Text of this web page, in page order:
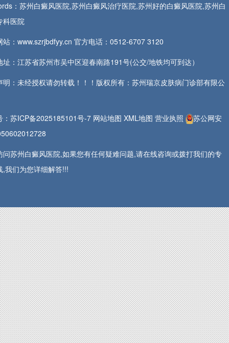
：苏州白癜风医院,苏州白癜风治疗医院,苏州好的白癜风医院,苏州白
科医院
站：www.szrjbdfyy.cn 官方电话：0512-6707 3120
址：江苏省苏州市吴中区迎春南路191号(公交/地铁均可到达）
明：未经授权请勿转载！！！版权所有：苏州瑞京皮肤病门诊部有限公
：苏ICP备2025185101号-7 网站地图 XML地图 营业执照
苏公网安
问苏州白癜风医院,如果您有任何疑难问题,请在线咨询或拨打我们的专
,我们为您详细解答!!!